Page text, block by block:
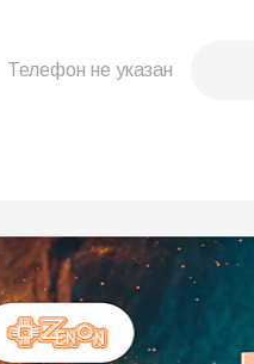
Телефон не указан